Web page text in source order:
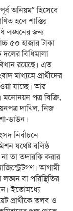
অনিয়ম” হিসেবে
হলে শাস্তির
লঙ্ঘনের জন্য
৫০ হাজার টাকা
বিধিমালা
রয়েছে। এত
মাধ্যমে প্রার্থীদের
যাচ্ছে। আর
মনোনয়ন পত্র বিক্রি,
দাখিল, নিজ
ডাউন।
নির্বাচনে
যথেষ্ট বলিষ্ঠ
তা তদারকি করার
আগামী
বা পরিস্থিতির
ইতোমধ্যে
প্রার্থীকে তলব ও